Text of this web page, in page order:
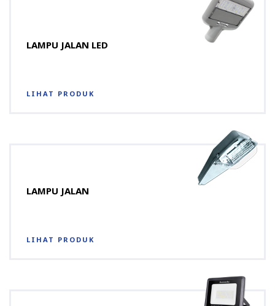
LAMPU JALAN LED
LIHAT PRODUK
LAMPU JALAN
LIHAT PRODUK